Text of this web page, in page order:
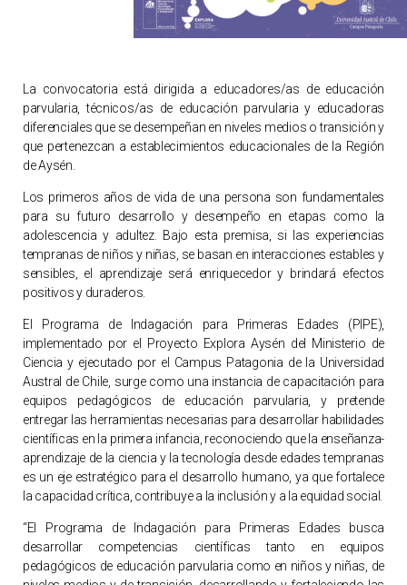
La convocatoria está dirigida a educadores/as de educación
parvularia, técnicos/as de educación parvularia y educadoras
diferenciales que se desempeñan en niveles medios o transición y
que pertenezcan a establecimientos educacionales de la Región
de Aysén.
Los primeros años de vida de una persona son fundamentales
para su futuro desarrollo y desempeño en etapas como la
adolescencia y adultez. Bajo esta premisa, si las experiencias
tempranas de niños y niñas, se basan en interacciones estables y
sensibles, el aprendizaje será enriquecedor y brindará efectos
positivos y duraderos.
El Programa de Indagación para Primeras Edades (PIPE),
implementado por el Proyecto Explora Aysén del Ministerio de
Ciencia y ejecutado por el Campus Patagonia de la Universidad
Austral de Chile, surge como una instancia de capacitación para
equipos pedagógicos de educación parvularia, y pretende
entregar las herramientas necesarias para desarrollar habilidades
científicas en la primera infancia, reconociendo que la enseñanza-
aprendizaje de la ciencia y la tecnología desde edades tempranas
es un eje estratégico para el desarrollo humano, ya que fortalece
la capacidad crítica, contribuye a la inclusión y a la equidad social.
“El Programa de Indagación para Primeras Edades busca
desarrollar competencias científicas tanto en equipos
pedagógicos de educación parvularia como en niños y niñas, de